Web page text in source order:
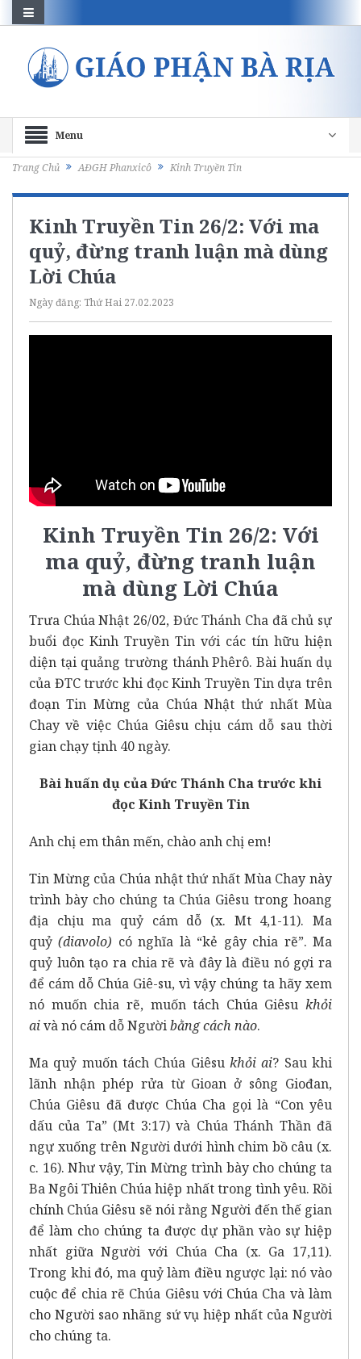
Menu
Trang Chủ AĐGH Phanxicô Kinh Truyền Tin
Kinh Truyền Tin 26/2: Với ma
quỷ, đừng tranh luận mà dùng
Lời Chúa
Ngày đăng: Thứ Hai 27.02.2023
Kinh Truyền Tin 26/2: Với
ma quỷ, đừng tranh luận
mà dùng Lời Chúa
Trưa Chúa Nhật 26/02, Đức Thánh Cha đã chủ sự
buổi đọc Kinh Truyền Tin với các tín hữu hiện
diện tại quảng trường thánh Phêrô. Bài huấn dụ
của ĐTC trước khi đọc Kinh Truyền Tin dựa trên
đoạn Tin Mừng của Chúa Nhật thứ nhất Mùa
Chay về việc Chúa Giêsu chịu cám dỗ sau thời
gian chạy tịnh 40 ngày.
Bài huấn dụ của Đức Thánh Cha trước khi
đọc Kinh Truyền Tin
Anh chị em thân mến, chào anh chị em!
Tin Mừng của Chúa nhật thứ nhất Mùa Chay này
trình bày cho chúng ta Chúa Giêsu trong hoang
địa chịu ma quỷ cám dỗ (x. Mt 4,1-11). Ma
quỷ(diavolo) có nghĩa là “kẻ gây chia rẽ”. Ma
quỷ luôn tạo ra chia rẽ và đây là điều nó gợi ra
để cám dỗ Chúa Giê-su, vì vậy chúng ta hãy xem
nó muốn chia rẽ, muốn tách Chúa Giêsu khỏi
aivà nó cám dỗ Ngườibằng cách nào.
Ma quỷ muốn tách Chúa Giêsu khỏi ai? Sau khi
lãnh nhận phép rửa từ Gioan ở sông Giođan,
Chúa Giêsu đã được Chúa Cha gọi là “Con yêu
dấu của Ta” (Mt 3:17) và Chúa Thánh Thần đã
ngự xuống trên Người dưới hình chim bồ câu (x.
c. 16). Như vậy, Tin Mừng trình bày cho chúng ta
Ba Ngôi Thiên Chúa hiệp nhất trong tình yêu. Rồi
chính Chúa Giêsu sẽ nói rằng Người đến thế gian
để làm cho chúng ta được dự phần vào sự hiệp
nhất giữa Người với Chúa Cha (x. Ga 17,11).
Trong khi đó, ma quỷ làm điều ngược lại: nó vào
cuộc để chia rẽ Chúa Giêsu với Chúa Cha và làm
cho Người sao nhãng sứ vụ hiệp nhất của Người
cho chúng ta.